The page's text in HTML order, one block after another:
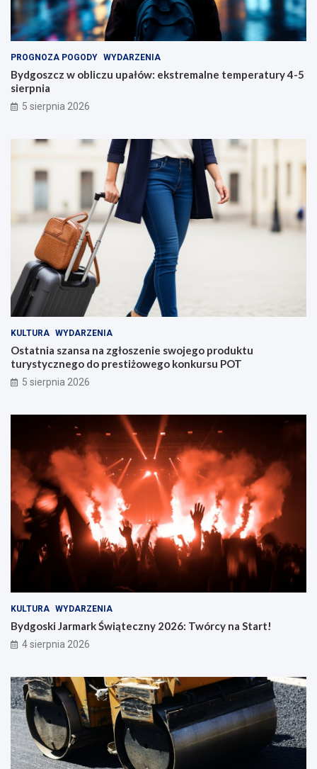
PROGNOZA POGODY WYDARZENIA
Bydgoszcz w obliczu upałów: ekstremalne temperatury 4-5
sierpnia
5 sierpnia 2026
KULTURA WYDARZENIA
Ostatnia szansa na zgłoszenie swojego produktu
turystycznego do prestiżowego konkursu POT
5 sierpnia 2026
KULTURA WYDARZENIA
Bydgoski Jarmark Świąteczny 2026: Twórcy na Start!
4 sierpnia 2026